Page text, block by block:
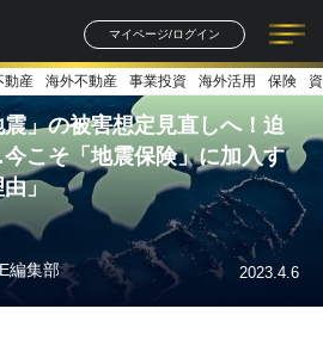
マイページ/ログイン
記事一覧 連載一覧
著者一覧 書籍一覧
動産 海外不動産 事業投資 海外活用 保険
震」の被害想定見直しへ！迫
こそ「地震保険」に加入す
由」
編集部 2023.4.6